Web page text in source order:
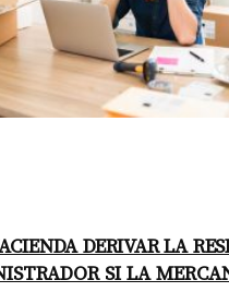
DERIVAR LA
SI LA